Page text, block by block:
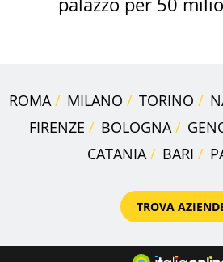
ROMA MILANO TORINO
FIRENZE
BOLOGNA
CATANIA
BARI
TROVA